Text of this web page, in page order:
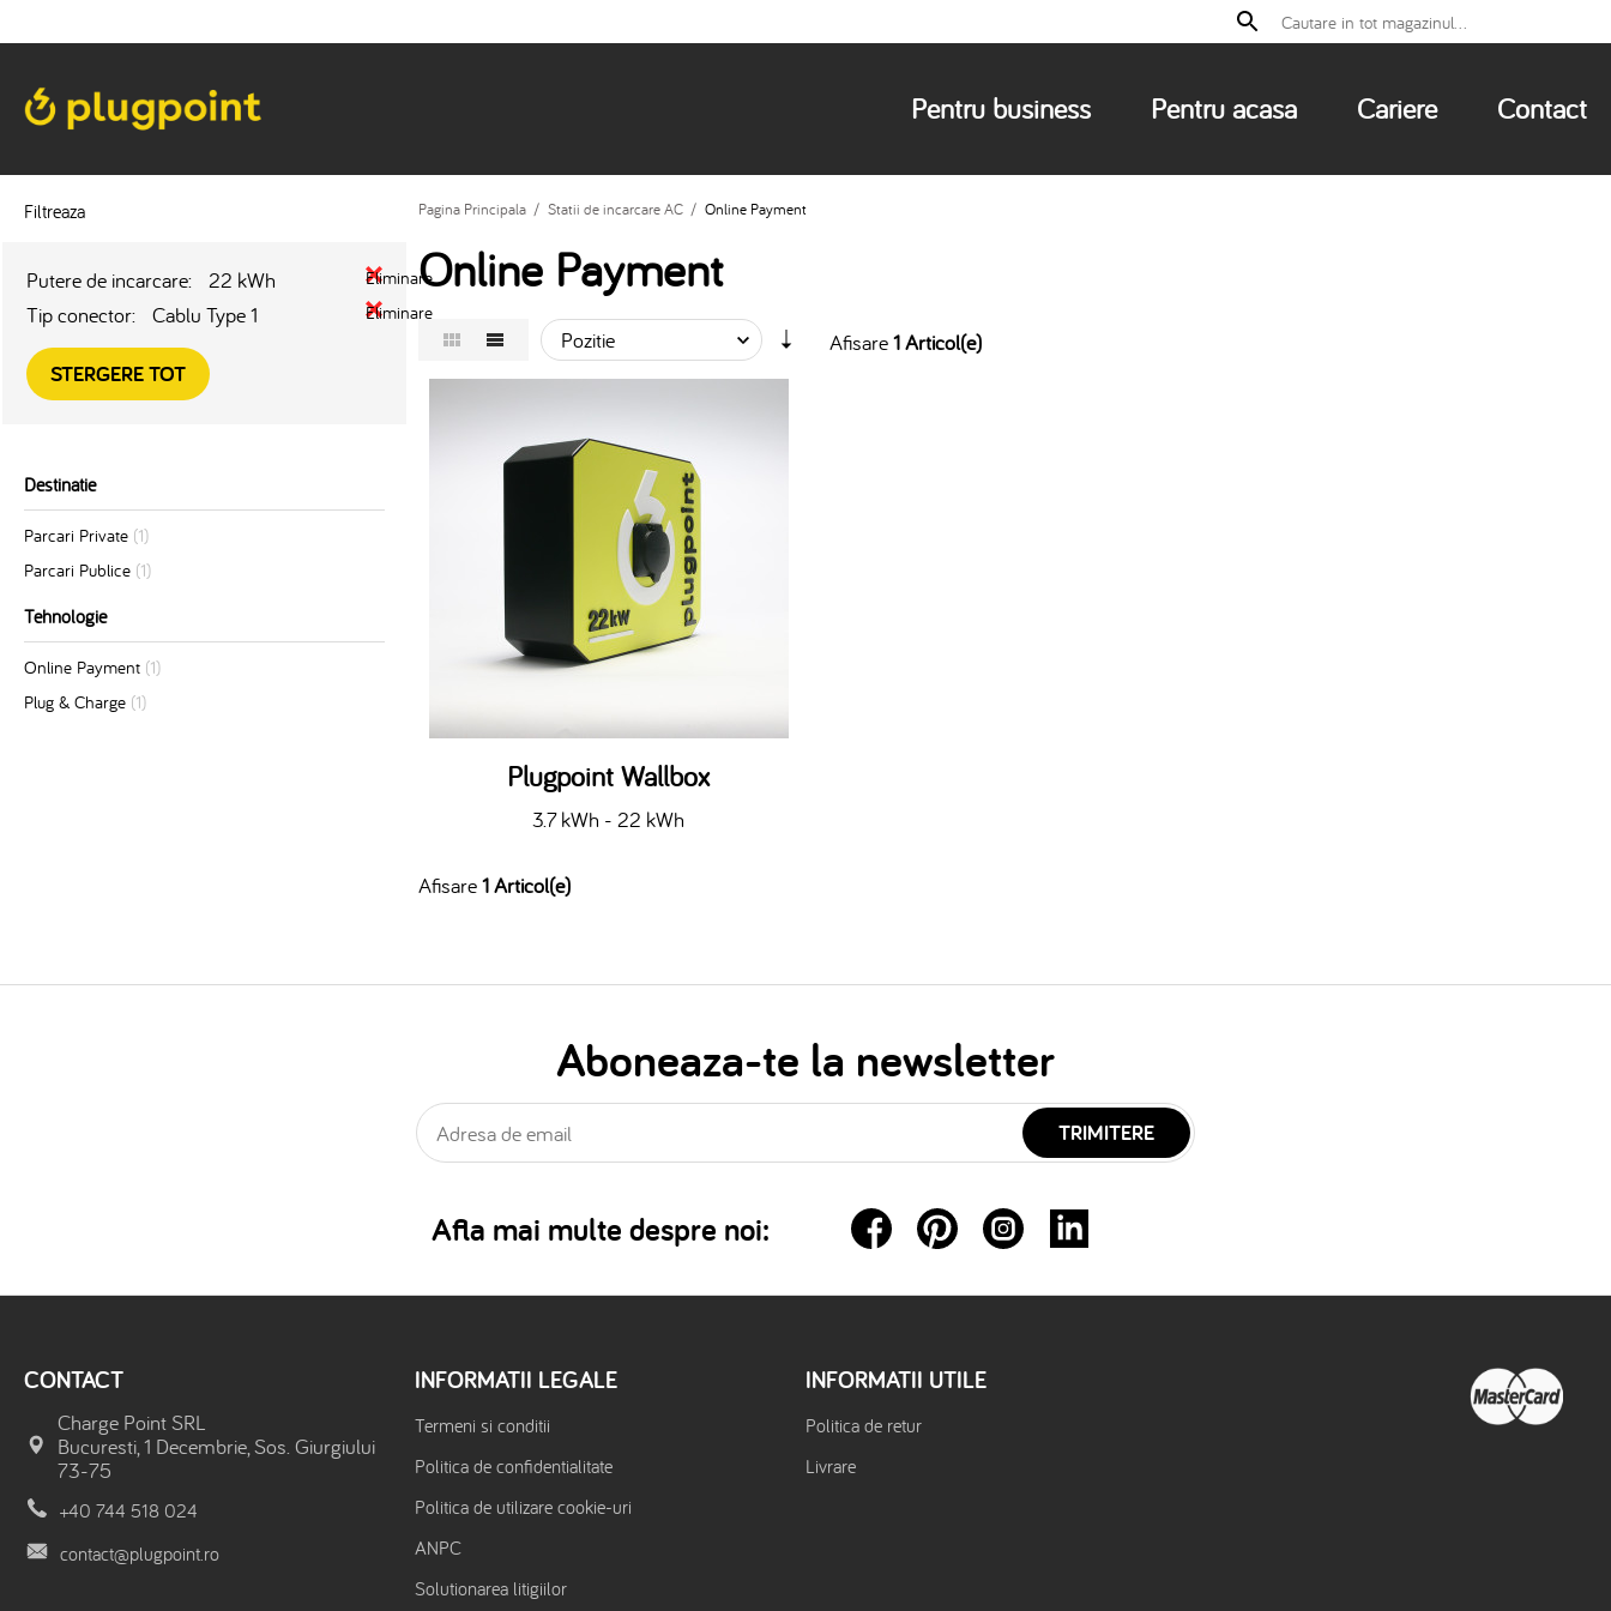
Pentru business Pentru acasa Cariere Contact
Filtreaza
Putere de incarcare: 22 kWh Eliminare
Tip conector: Cablu Type 1 Eliminare
STERGERE TOT
Destinatie
Parcari Private (1)
Parcari Publice (1)
Tehnologie
Online Payment (1)
Plug & Charge (1)
Pagina Principala / Statii de incarcare AC / Online Payment
Online Payment
Afisare1 Articol(e)
Plugpoint Wallbox
3.7 kWh - 22 kWh
Afisare1 Articol(e)
Aboneaza-te la newsletter
TRIMITERE
Afla mai multe despre noi:
CONTACT
Charge Point SRL
Bucuresti, 1 Decembrie, Sos. Giurgiului
73-75
+40 744 518 024
contact@plugpoint.ro
INFORMATII LEGALE
Termeni si conditii
Politica de confidentialitate
Politica de utilizare cookie-uri
ANPC
Solutionarea litigiilor
INFORMATII UTILE
Politica de retur
Livrare